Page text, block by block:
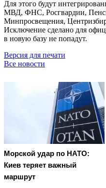
Для этого будут
МВД, ФНС, Росгвардии,
Минпросвещения,
Исключение сделано для
в новую базу не попадут.
Версия для печати
Все новости
Морской удар по НАТО:
Киев теряет важный
маршрут